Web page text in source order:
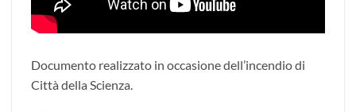
Documento realizzato in occasione dell’incendio di
Città della Scienza.